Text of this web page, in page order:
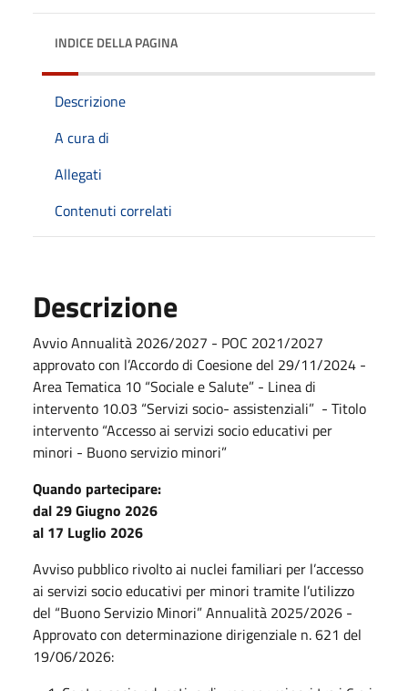
INDICE DELLA PAGINA
Descrizione
A cura di
Allegati
Contenuti correlati
Descrizione
Avvio Annualità 2026/2027 - POC 2021/2027
approvato con l’Accordo di Coesione del 29/11/2024 -
Area Tematica 10 “Sociale e Salute” - Linea di
intervento 10.03 “Servizi socio- assistenziali” - Titolo
intervento “Accesso ai servizi socio educativi per
minori - Buono servizio minori”
Quando partecipare:
dal 29 Giugno 2026
al 17 Luglio 2026
Avviso pubblico rivolto ai nuclei familiari per l’accesso
ai servizi socio educativi per minori tramite l’utilizzo
del “Buono Servizio Minori” Annualità 2025/2026 -
Approvato con determinazione dirigenziale n. 621 del
19/06/2026: